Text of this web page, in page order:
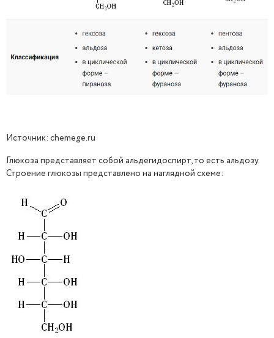
Источник: chemege.ru
Глюкоза представляет собой альдегидоспирт, то есть альдозу.
Строение глюкозы представлено на наглядной схеме: